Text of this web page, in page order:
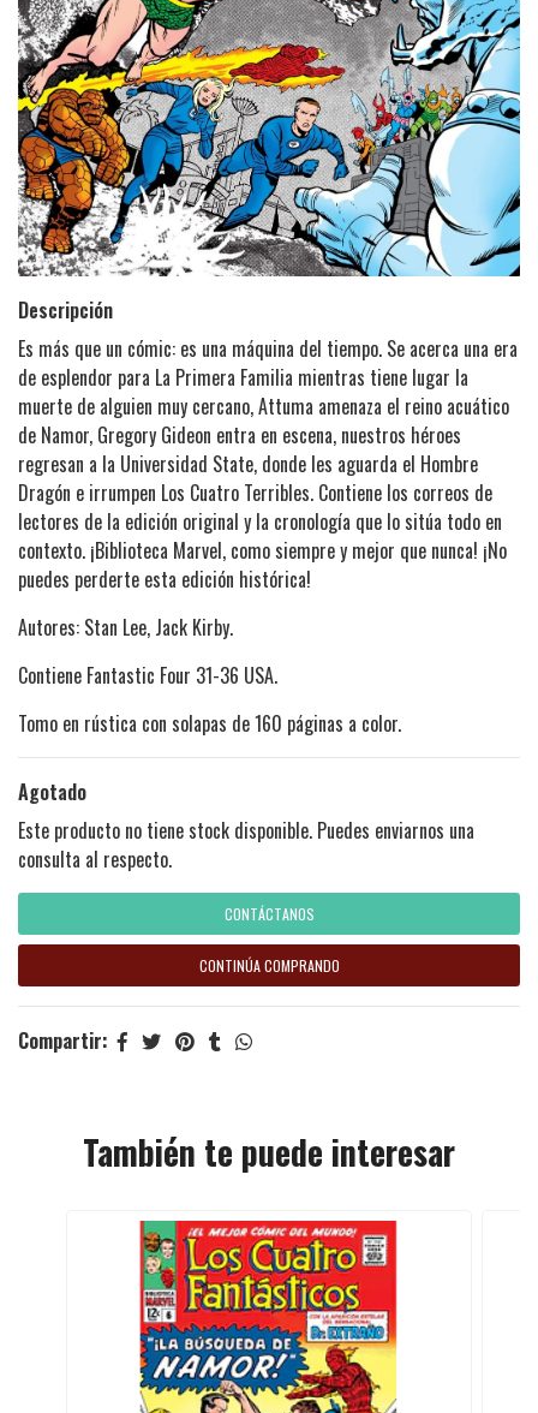
Descripción
Es más que un cómic: es una máquina del tiempo. Se acerca una era
de esplendor para La Primera Familia mientras tiene lugar la
muerte de alguien muy cercano, Attuma amenaza el reino acuático
de Namor, Gregory Gideon entra en escena, nuestros héroes
regresan a la Universidad State, donde les aguarda el Hombre
Dragón e irrumpen Los Cuatro Terribles. Contiene los correos de
lectores de la edición original y la cronología que lo sitúa todo en
contexto. ¡Biblioteca Marvel, como siempre y mejor que nunca! ¡No
puedes perderte esta edición histórica!
Autores: Stan Lee, Jack Kirby.
Contiene Fantastic Four 31-36 USA.
Tomo en rústica con solapas de 160 páginas a color.
Agotado
Este producto no tiene stock disponible. Puedes enviarnos una
consulta al respecto.
CONTÁCTANOS
CONTINÚA COMPRANDO
Compartir:
También te puede interesar